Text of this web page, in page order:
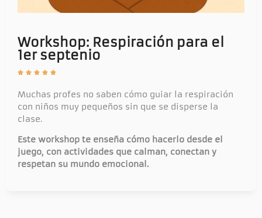
Workshop: Respiración para el
1er septenio
    
Muchas profes no saben cómo guiar la respiración
con niños muy pequeños sin que se disperse la
clase.
Este workshop te enseña cómo hacerlo desde el
juego, con actividades que calman, conectan y
respetan su mundo emocional.